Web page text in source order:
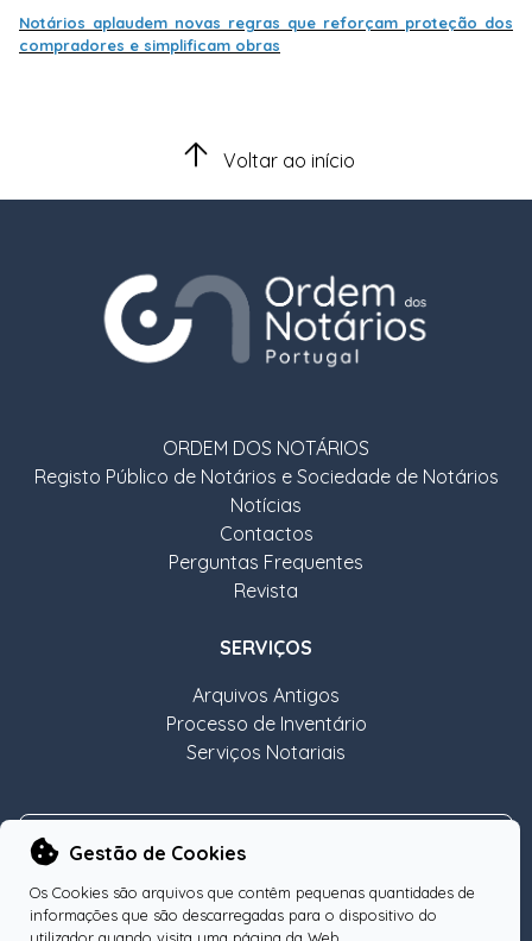
Gestão de Cookies
Os Cookies são arquivos que contêm pequenas quantidades de
informações que são descarregadas para o dispositivo do
Notários aplaudem novas regras que reforçam proteção dos
compradores e simplificam obras
Voltar ao início
ORDEM DOS NOTÁRIOS
Registo Público de Notários e Sociedade de Notários
Notícias
Contactos
Perguntas Frequentes
Revista
SERVIÇOS
Arquivos Antigos
Processo de Inventário
Serviços Notariais
NEWSLETTER